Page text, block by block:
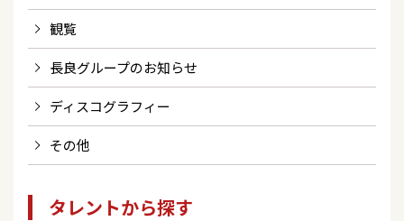
観覧
長良グループのお知らせ
ディスコグラフィー
その他
タレントから探す